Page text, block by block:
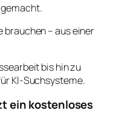
brauchen – aus einer
bis hin zu
KI-Suchsysteme.
ein kostenloses